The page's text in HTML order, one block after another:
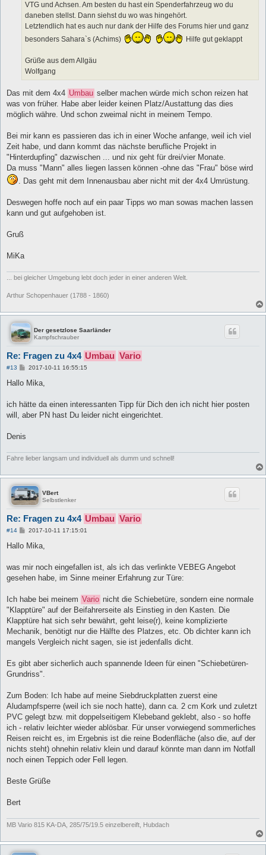
VTG und Achsen. Am besten du hast ein Spenderfahrzeug wo du
daneben stellst. Dann siehst du wo was hingehört.
Letztendlich hat es auch nur dank der Hilfe des Forums hier und ganz
besonders Sahara`s (Achims)
Hilfe gut geklappt
Grüße aus dem Allgäu
Wolfgang
Das mit dem 4x4 Umbau selber machen würde mich schon reizen hat
was von früher. Habe aber leider keinen Platz/Austattung das dies
möglich währe. Und schon zweimal nicht in meinem Tempo.
Bei mir kann es passieren das ich in einer Woche anfange, weil ich viel
Zeit habe, und dann kommt das nächste berufliche Projekt in
"Hinterdupfing" dazwischen ... und nix geht für drei/vier Monate.
Da muss "Mann" alles liegen lassen können -ohne das "Frau" böse wird
. Das geht mit dem Innenausbau aber nicht mit der 4x4 Umrüstung.
Deswegen hoffe noch auf ein paar Tipps wo man sowas machen lassen
kann und gut aufgehoben ist.
Gruß
MiKa
... bei gleicher Umgebung lebt doch jeder in einer anderen Welt.
Arthur Schopenhauer (1788 - 1860)
Der gesetzlose Saarländer
Kampfschrauber
Re: Fragen zu 4x4 Umbau Vario
#13
B
i
a
2017-10-11 16:55:15
Hallo Mika,
ich hätte da einen interessanten Tipp für Dich den ich nicht hier posten
will, aber PN hast Du leider nicht eingerichtet.
Denis
Fahre lieber langsam und individuell als dumm und schnell!
VBert
Selbstlenker
Re: Fragen zu 4x4 Umbau Vario
#14
B
i
a
2017-10-11 17:15:01
Hallo Mika,
was mir noch eingefallen ist, als ich das verlinkte VEBEG Angebot
gesehen habe, im Sinne meiner Erfahrung zur Türe:
Ich habe bei meinem Vario nicht die Schiebetüre, sondern eine normale
"Klapptüre" auf der Beifahrerseite als Einstieg in den Kasten. Die
Klapptüre hat sich sehr bewährt, geht leise(r), keine komplizierte
Mechanik, benötigt nur die Hälfte des Platzes, etc. Ob dichter kann ich
mangels Vergleich nicht sagen, sie ist jedenfalls dicht.
Es gibt aber sicherlich auch spannende Ideen für einen "Schiebetüren-
Grundriss".
Zum Boden: Ich habe auf meine Siebdruckplatten zuerst eine
Aludampfsperre (weil ich sie noch hatte), dann ca. 2 cm Kork und zuletzt
PVC gelegt bzw. mit doppelseitigem Klebeband geklebt, also - so hoffe
ich - relativ leichter wieder ablösbar. Für unser vorwiegend sommerliches
Reisen reicht es, im Ergebnis ist die reine Bodenfläche (also die, auf der
nichts steht) ohnehin relativ klein und darauf könnte man dann im Notfall
noch einen Teppich oder Fell legen.
Beste Grüße
Bert
MB Vario 815 KA-DA, 285/75/19.5 einzelbereift, Hubdach